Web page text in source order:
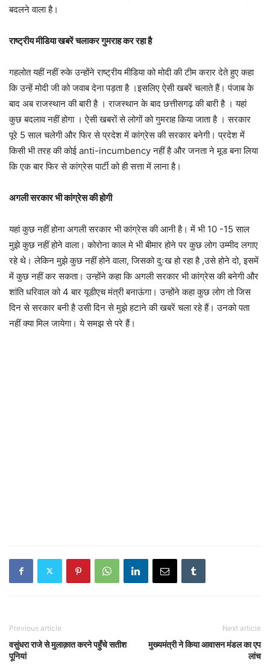
बदलने वाला है।
राष्ट्रीय मीडिया खबरें चलाकर गुमराह कर रहा है
गहलोत यहीं नहीं रुके उन्होंने राष्ट्रीय मीडिया को मोदी की टीम करार देते हुए कहा
कि उन्हें मोदी जी को जवाब देना पड़ता है ।इसलिए ऐसी खबरें चलाते हैं। पंजाब के
बाद अब राजस्थान की बारी है । राजस्थान के बाद छत्तीसगढ़ की बारी है । यहां
कुछ बदलाव नहीं होगा । ऐसी खबरों से लोगों को गुमराह किया जाता है । सरकार
पूरे 5 साल चलेगी और फिर से प्रदेश में कांग्रेस की सरकार बनेगी। प्रदेश में
किसी भी तरह की कोई anti-incumbency नहीं है और जनता ने मूड बना लिया
कि एक बार फिर से कांग्रेस पार्टी को ही सत्ता में लाना है।
अगली सरकार भी कांग्रेस की होगी
यहां कुछ नहीं होना अगली सरकार भी कांग्रेस की आनी है। में भी 10 -15 साल
मुझे कुछ नहीं होने वाला। कोरोना काल मे भी बीमार होने पर कुछ लोग उम्मीद लगाए
रहे थे। लेकिन मुझे कुछ नहीं होने वाला, जिसको दुःख हो रहा है ,उसे होने दो, इसमें
में कुछ नहीं कर सकता। उन्होंने कहा कि अगली सरकार भी कांग्रेस की बनेगी और
शांति धरिवाल को 4 बार यूडीएच मंत्री बनाऊंगा। उन्होंने कहा कुछ लोग तो जिस
दिन से सरकार बनी है उसी दिन से मुझे हटाने की खबरें चला रहे हैं। उनको पता
नहीं क्या मिल जायेगा। ये समझ से परे हैं।
Previous article
वसुंधरा राजे से मुलाक़ात करने पहुँचे सतीश
पूनियां
Next article
मुख्यमंत्री ने किया आवासन मंडल का एप
लांच